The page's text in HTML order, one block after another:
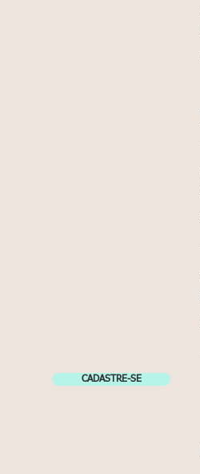
CADASTRE-SE